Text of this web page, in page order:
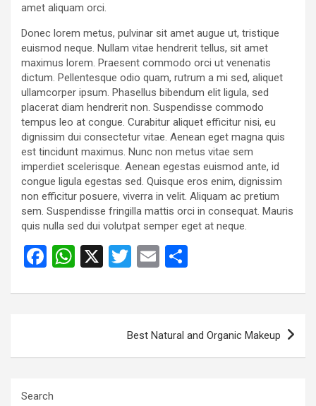
amet aliquam orci.
Donec lorem metus, pulvinar sit amet augue ut, tristique
euismod neque. Nullam vitae hendrerit tellus, sit amet
maximus lorem. Praesent commodo orci ut venenatis
dictum. Pellentesque odio quam, rutrum a mi sed, aliquet
ullamcorper ipsum. Phasellus bibendum elit ligula, sed
placerat diam hendrerit non. Suspendisse commodo
tempus leo at congue. Curabitur aliquet efficitur nisi, eu
dignissim dui consectetur vitae. Aenean eget magna quis
est tincidunt maximus. Nunc non metus vitae sem
imperdiet scelerisque. Aenean egestas euismod ante, id
congue ligula egestas sed. Quisque eros enim, dignissim
non efficitur posuere, viverra in velit. Aliquam ac pretium
sem. Suspendisse fringilla mattis orci in consequat. Mauris
quis nulla sed dui volutpat semper eget at neque.
F
ce
k
W
at
X
T
tt
er
E
ail ar
Best Natural and Organic Makeup
Search